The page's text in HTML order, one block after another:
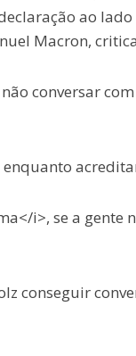
ao
Macron,
conversar
i>, se a gente
conseguir